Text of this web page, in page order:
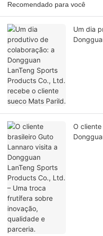
Recomendado para você
Um dia
O